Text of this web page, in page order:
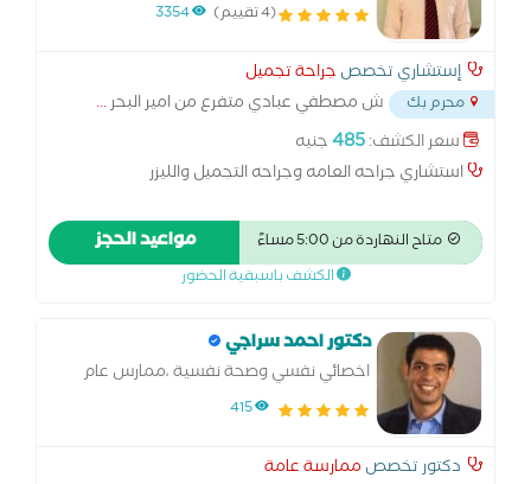
(4 تقييم) 3354
إستشاري تخصص جراحة تجميل
محرم بك ش مصطفي عبادي متفرع من امير البحر...
سعر الكشف:485جنيه
استشاري جراحه العامه وجراحه التجميل والليزر
متاح النهاردة من 5:00 مساءً مواعيد الحجز
الكشف باسبقية الحضور
دكتور احمد سراجي
اخصائي نفسي وصحة نفسية ،ممارس عام
415
دكتور تخصص ممارسة عامة